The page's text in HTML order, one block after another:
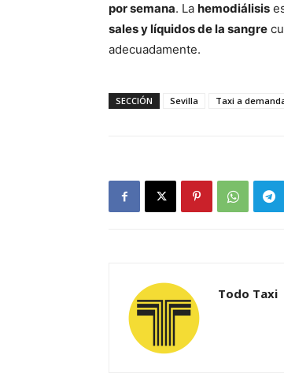
por semana. La hemodiálisis
sales y líquidos de la sangre
adecuadamente.
SECCIÓN Sevilla Taxi a
Todo Taxi